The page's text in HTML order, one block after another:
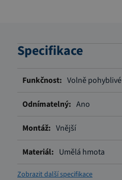
Specifikace
informací
Volně pohyblivé
Ano
Vnější
Umělá hmota
Zobrazit další specifikace